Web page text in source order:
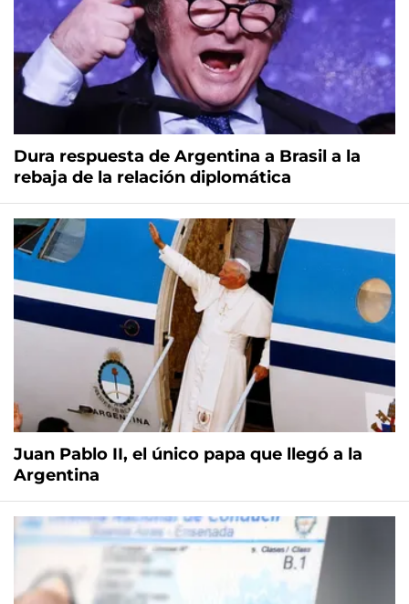
Dura respuesta de Argentina a Brasil a la
rebaja de la relación diplomática
Juan Pablo II, el único papa que llegó a la
Argentina